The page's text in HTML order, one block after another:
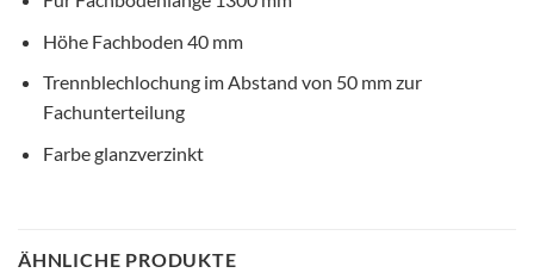
Höhe Fachboden 40 mm
Trennblechlochung im Abstand von 50 mm zur
Fachunterteilung
Farbe glanzverzinkt
ÄHNLICHE PRODUKTE